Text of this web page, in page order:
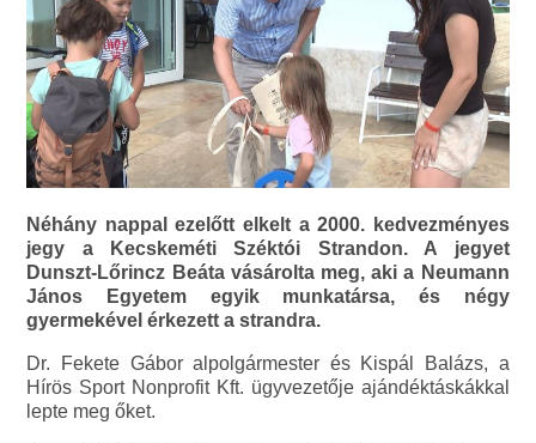
Néhány nappal ezelőtt elkelt a 2000. kedvezményes
jegy a Kecskeméti Széktói Strandon. A jegyet
Dunszt‑Lőrincz Beáta vásárolta meg, aki a Neumann
János Egyetem egyik munkatársa, és négy
gyermekével érkezett a strandra.
Dr. Fekete Gábor alpolgármester és Kispál Balázs, a
Hírös Sport Nonprofit Kft. ügyvezetője ajándéktáskákkal
lepte meg őket.